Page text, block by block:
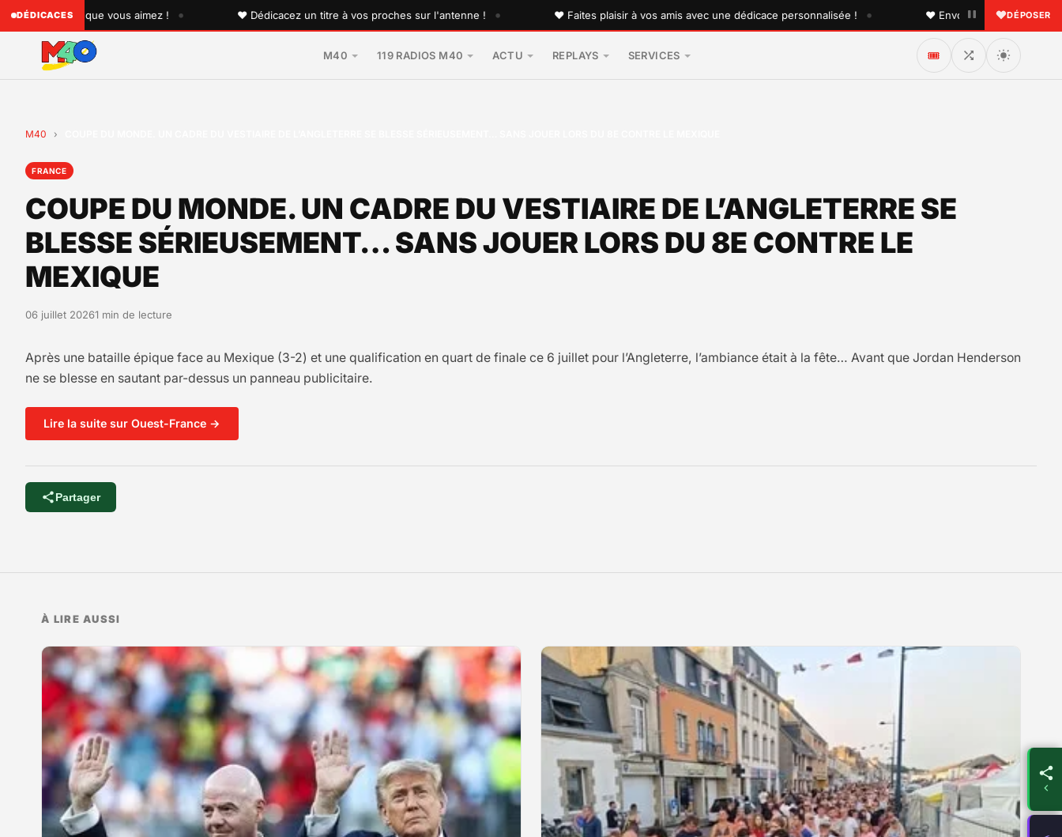
DÉDICACESque vous aimez ! • ♥ Dédicacez un titre à vos proches sur l'antenne ! • ♥ Faites plaisir à vos amis avec une dédicace personnalisée ! • ♥ Envoyez une dédicace àDÉPOSER
M40 119 RADIOS M40 ACTU REPLAYS SERVICES 🎟️
M40 ›
FRANCE
COUPE DU MONDE. UN CADRE DU VESTIAIRE DE L’ANGLETERRE SE
BLESSE SÉRIEUSEMENT… SANS JOUER LORS DU 8E CONTRE LE
MEXIQUE
06 juillet 20261 min de lecture
Après une bataille épique face au Mexique (3-2) et une qualification en quart de finale ce 6 juillet pour l’Angleterre, l’ambiance était à la fête… Avant que Jordan Henderson
ne se blesse en sautant par-dessus un panneau publicitaire.
Lire la suite sur Ouest-France →
Partager
À LIRE AUSSI